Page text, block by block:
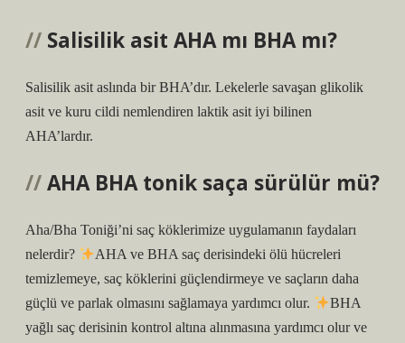
Salisilik asit AHA mı BHA mı?
Salisilik asit aslında bir BHA’dır. Lekelerle savaşan glikolik
asit ve kuru cildi nemlendiren laktik asit iyi bilinen
AHA’lardır.
AHA BHA tonik saça sürülür mü?
Aha/Bha Toniği’ni saç köklerimize uygulamanın faydaları
nelerdir?
AHA ve BHA saç derisindeki ölü hücreleri
temizlemeye, saç köklerini güçlendirmeye ve saçların daha
güçlü ve parlak olmasını sağlamaya yardımcı olur.
BHA
yağlı saç derisinin kontrol altına alınmasına yardımcı olur ve